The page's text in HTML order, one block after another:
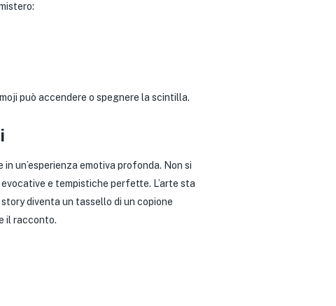
può accendere o spegnere la scintilla.
un’esperienza emotiva profonda. Non si
e tempistiche perfette. L’arte sta
diventa un tassello di un copione
il racconto.